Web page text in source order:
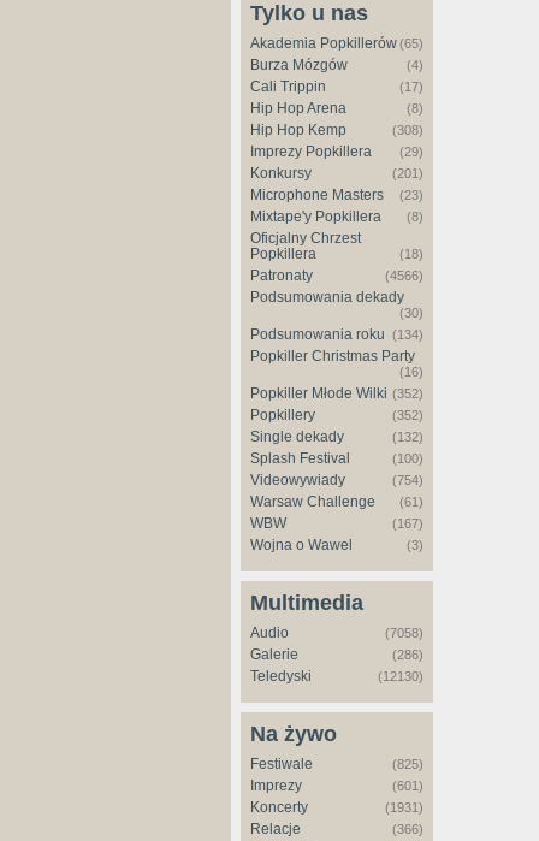
Tylko u nas
Akademia Popkillerów(65)
Burza Mózgów (4)
Cali Trippin (17)
Hip Hop Arena (8)
Hip Hop Kemp (308)
Imprezy Popkillera (29)
Konkursy (201)
Microphone Masters (23)
Mixtape'y Popkillera (8)
Oficjalny Chrzest
Popkillera
(18)
Patronaty (4566)
Podsumowania dekady
(30)
Podsumowania roku (134)
Popkiller Christmas Party
(16)
Popkiller Młode Wilki (352)
Popkillery (352)
Single dekady (132)
Splash Festival (100)
Videowywiady (754)
Warsaw Challenge (61)
WBW (167)
Wojna o Wawel (3)
Multimedia
Audio (7058)
Galerie (286)
Teledyski (12130)
Na żywo
Festiwale (825)
Imprezy (601)
Koncerty (1931)
Relacje (366)